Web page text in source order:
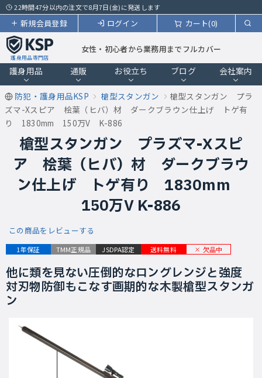
22時間47分以内の注文で8月7日(金)に発送します
カート(0)
ログイン
新規会員登録
護身用品専門店
女性・初心者から業務用までフルカバー
護身用品 通販 お役立ち ブログ 会社案内
防犯・護身用品KSP 槍型スタンガン
槍型スタンガン プラ
ズマ-Xスピア 桧葉（ヒバ）材 ダークブラウン仕上げ トゲ有
り 1830mm 150万V K-886
槍型スタンガン プラズマ-Xスピ
ア 桧葉（ヒバ）材 ダークブラウ
ン仕上げ トゲ有り 1830mm
150万V K-886
この商品をレビューする
1年保証 TMM正規品 JSDPA認定 送料無料 欠品中
他に類を見ない圧倒的なロングレンジと強度
対刃物防御もこなす画期的な木製槍型スタンガ
ン